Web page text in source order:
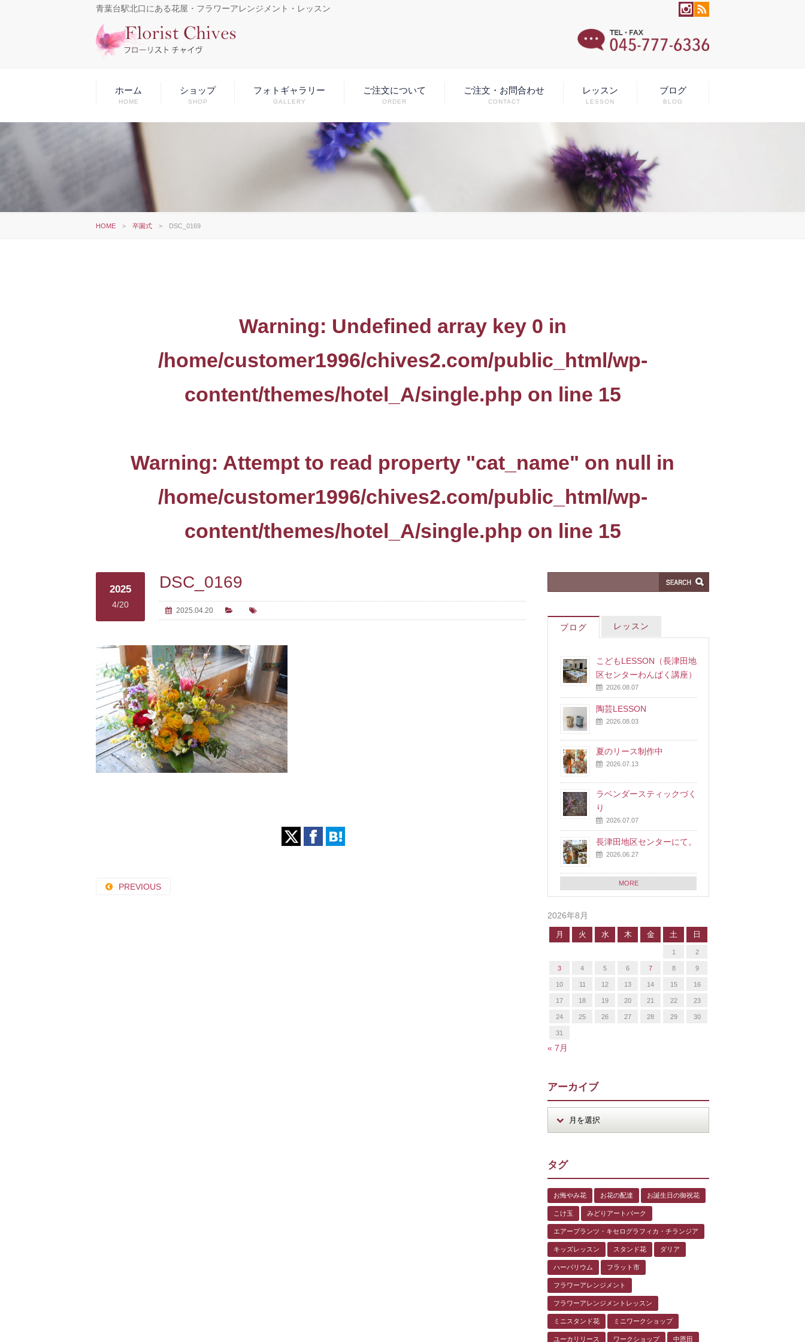
青葉台駅北口にある花屋・フラワーアレンジメント・レッスン
ホーム
HOME
ショップ
SHOP
フォトギャラリー
GALLERY
ご注文について
ORDER
ご注文・お問合わせ
CONTACT
レッスン
LESSON
ブログ
BLOG
HOME > 卒園式 > DSC_0169
Warning: Undefined array key 0 in
/home/customer1996/chives2.com/public_html/wp-
content/themes/hotel_A/single.php on line 15
Warning: Attempt to read property "cat_name" on null in
/home/customer1996/chives2.com/public_html/wp-
content/themes/hotel_A/single.php on line 15
2025
4/20
DSC_0169
2025.04.20
PREVIOUS
ブログ レッスン
こどもLESSON（長津田地
区センターわんぱく講座）
2026.08.07
陶芸LESSON
2026.08.03
夏のリース制作中
2026.07.13
ラベンダースティックづく
り
2026.07.07
長津田地区センターにて。
2026.06.27
MORE
2026年8月
月 火 水 木 金 土 日
1 2
3 4 5 6 7 8 9
10 11 12 13 14 15 16
17 18 19 20 21 22 23
24 25 26 27 28 29 30
31
« 7月
アーカイブ
タグ
お悔やみ花 お花の配達 お誕生日の御祝花
こけ玉 みどりアートパーク
エアープランツ・キセログラフィカ・チランジア
キッズレッスン スタンド花 ダリア
ハーバリウム フラット市
フラワーアレンジメント
フラワーアレンジメントレッスン
ミニスタンド花 ミニワークショップ
ユーカリリース ワークショップ 中恩田